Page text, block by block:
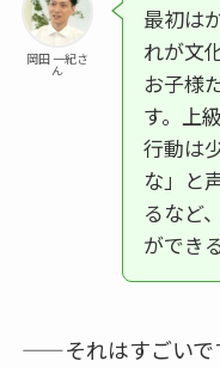
岡田 一紀さ
ん
最初は
れが文
お子様
す。上
行動は
な」と
るなど
ができ
——それはすごいで